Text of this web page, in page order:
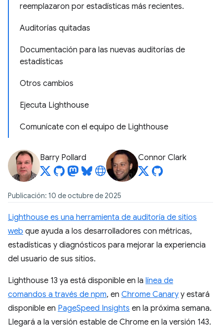
reemplazaron por estadísticas más recientes.
Auditorías quitadas
Documentación para las nuevas auditorías de
estadísticas
Otros cambios
Ejecuta Lighthouse
Comunícate con el equipo de Lighthouse
Barry Pollard Connor Clark
Publicación: 10 de octubre de 2025
Lighthouse es una herramienta de auditoría de sitios
web que ayuda a los desarrolladores con métricas,
estadísticas y diagnósticos para mejorar la experiencia
del usuario de sus sitios.
Lighthouse 13 ya está disponible en la línea de
comandos a través de npm, en Chrome Canary y estará
disponible en PageSpeed Insights en la próxima semana.
Llegará a la versión estable de Chrome en la versión 143.